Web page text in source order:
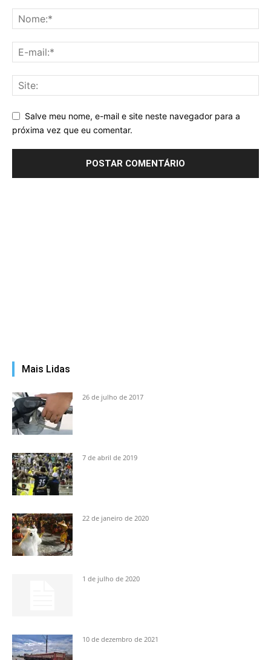
Salve meu nome, e-mail e site neste navegador para a
próxima vez que eu comentar.
Mais Lidas
26 de julho de 2017
7 de abril de 2019
22 de janeiro de 2020
1 de julho de 2020
10 de dezembro de 2021